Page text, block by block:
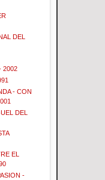
DEL
2002
- CON
DEL
EL
-